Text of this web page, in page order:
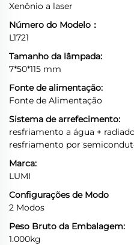
Xenônio a laser
Número do Modelo：
L1721
Tamanho da lâmpada:
7*50*115 mm
Fonte de alimentação:
Fonte de Alimentação
Sistema de arrefecimento:
resfriamento a água +
resfriamento por
Marca:
LUMI
Configurações de Modo
2 Modos
Peso Bruto da Embalagem:
1.000kg